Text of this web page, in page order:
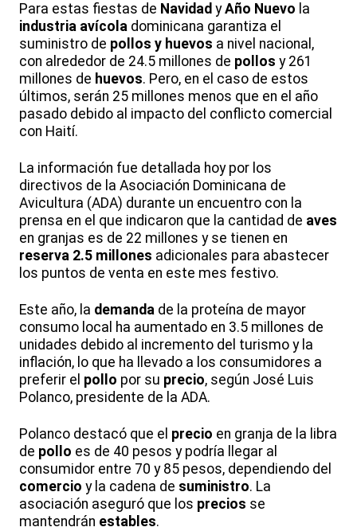
Para estas fiestas de Navidad yAño Nuevo la
industria avícola dominicana garantiza el
suministro de pollos y huevos a nivel nacional,
con alrededor de 24.5 millones de pollos y 261
millones de huevos. Pero, en el caso de estos
últimos, serán 25 millones menos que en el año
pasado debido al impacto del conflicto comercial
con Haití.
La información fue detallada hoy por los
directivos de la Asociación Dominicana de
Avicultura (ADA) durante un encuentro con la
prensa en el que indicaron que la cantidad de aves
en granjas es de 22 millones y se tienen en
reserva 2.5 millones adicionales para abastecer
los puntos de venta en este mes festivo.
Este año, la demanda de la proteína de mayor
consumo local ha aumentado en 3.5 millones de
unidades debido al incremento del turismo y la
inflación, lo que ha llevado a los consumidores a
preferir el pollo por su precio, según José Luis
Polanco, presidente de la ADA.
Polanco destacó que el precio en granja de la libra
de pollo es de 40 pesos y podría llegar al
consumidor entre 70 y 85 pesos, dependiendo del
comercio y la cadena de suministro. La
asociación aseguró que los precios se
mantendrán estables.